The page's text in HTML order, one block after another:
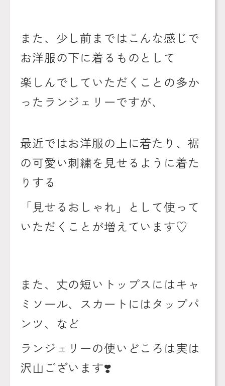
また、少し前まではこんな感じで
お洋服の下に着るものとして
楽しんでしていただくことの多か
ったランジェリーですが、
最近ではお洋服の上に着たり、裾
の可愛い刺繍を見せるように着た
りする
「見せるおしゃれ」として使って
いただくことが増えています♡
また、丈の短いトップスにはキャ
ミソール、スカートにはタップパ
ンツ、など
ランジェリーの使いどころは実は
沢山ございます❣️